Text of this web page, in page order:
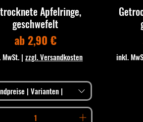
Apfelringe,
geschwefelt
ab2,90 €
Sale-Preis
|zzgl. Versandkosten
| Varianten |
inkl.